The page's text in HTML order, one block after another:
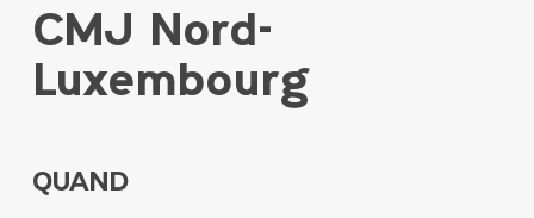
CMJ Nord-
Luxembourg
QUAND